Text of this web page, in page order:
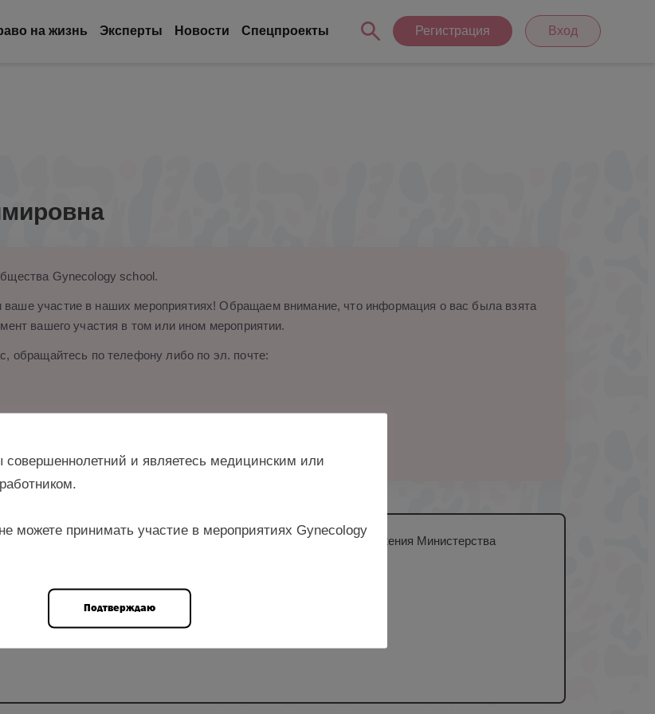
на жизнь Эксперты Новости Спецпроекты Регистрация Вход
Gynecology school.
участие в наших мероприятиях! Обращаем внимание, что информация о вас была взята
вашего участия в том или ином мероприятии.
обращайтесь по телефону либо по эл. почте:
организации медицинской помощи детям и службы родовспоможения Министерства
области, г. Оренбург
совершеннолетний и являетесь медицинским или
можете принимать участие в мероприятиях Gynecology
Подтверждаю